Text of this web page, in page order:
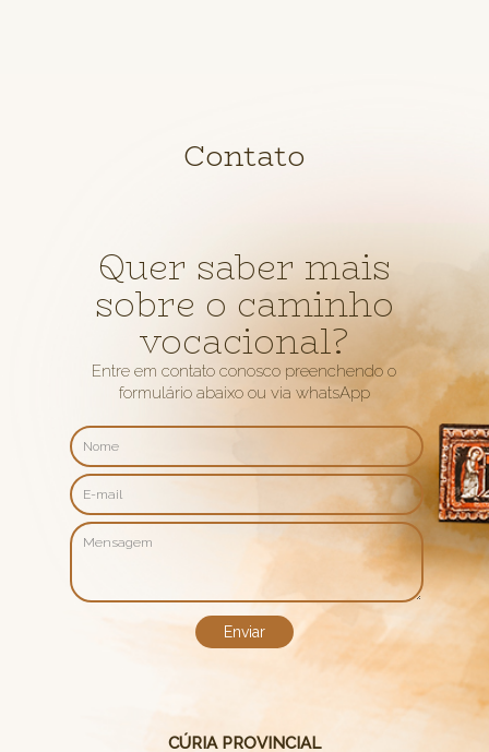
Contato
Quer saber mais
sobre o caminho
vocacional?
Entre em contato conosco preenchendo o
formulário abaixo ou via whatsApp
CÚRIA PROVINCIAL